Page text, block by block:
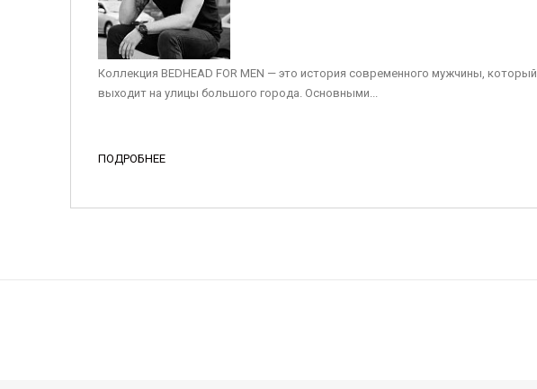
Коллекция BEDHEAD FOR MEN — это история современного мужчины, который
выходит на улицы большого города. Основными...
ПОДРОБНЕЕ